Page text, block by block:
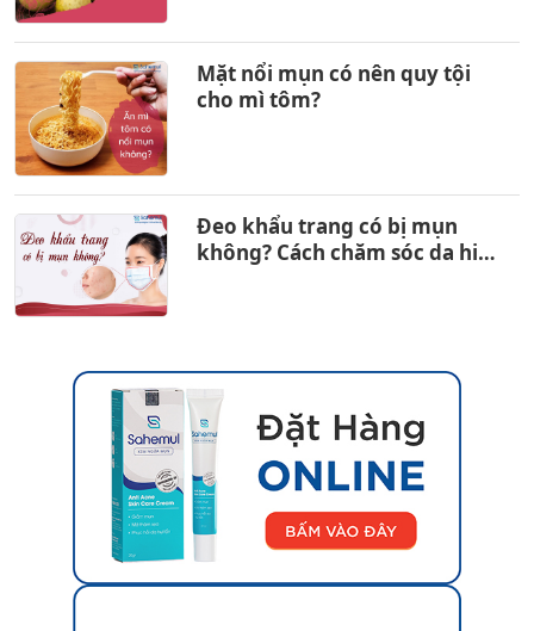
Mặt nổi mụn có nên quy tội
cho mì tôm?
Đeo khẩu trang có bị mụn
không? Cách chăm sóc da hiệu